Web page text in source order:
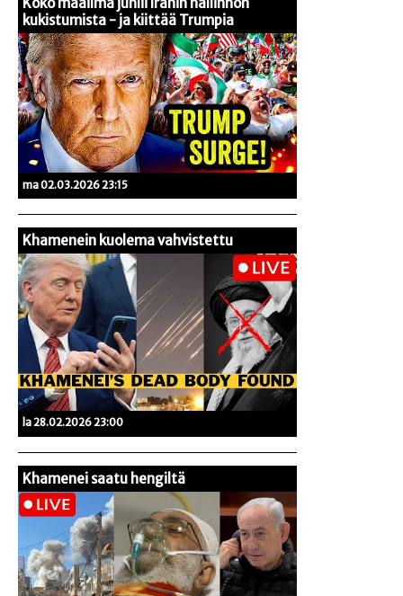
kukistumista - ja kiittää Trumpia
ma 02.03.2026 23:15
Khamenein kuolema vahvistettu
la 28.02.2026 23:00
Khamenei saatu hengiltä